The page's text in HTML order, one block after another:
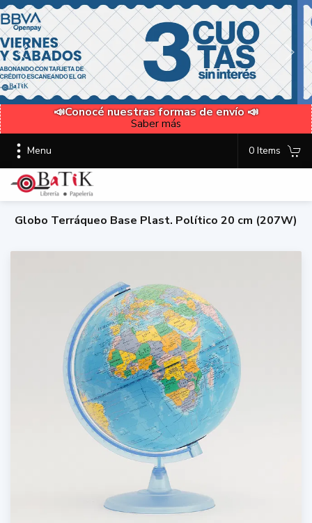
📣Conocé nuestras formas de envío 📣
Saber más
Menu 0 Items
Globo Terráqueo Base Plast. Político 20 cm (207W)